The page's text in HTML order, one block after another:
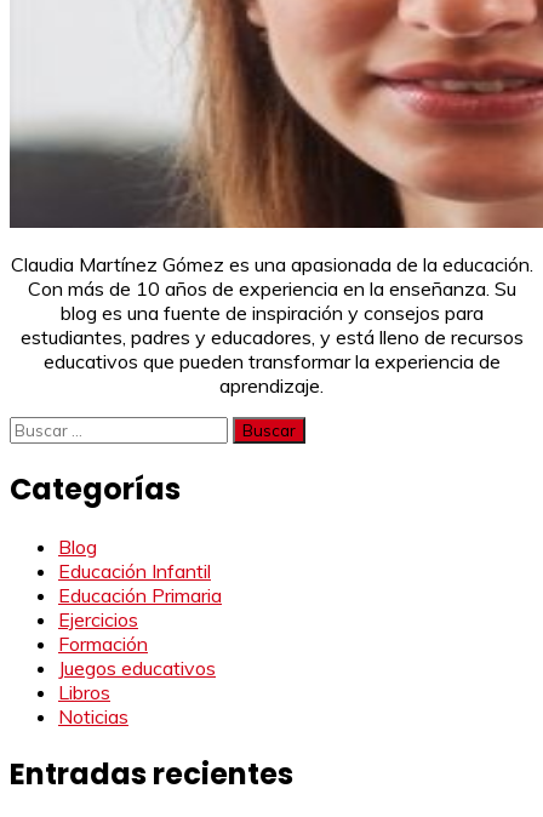
Claudia Martínez Gómez es una apasionada de la educación.
Con más de 10 años de experiencia en la enseñanza. Su
blog es una fuente de inspiración y consejos para
estudiantes, padres y educadores, y está lleno de recursos
educativos que pueden transformar la experiencia de
aprendizaje.
Buscar:
Categorías
Blog
Educación Infantil
Educación Primaria
Ejercicios
Formación
Juegos educativos
Libros
Noticias
Entradas recientes